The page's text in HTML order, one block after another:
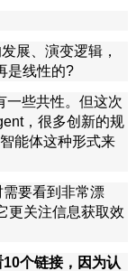
展、演变逻辑，
是线性的?
一些共性。但这次
，很多创新的规
能体这种形式来
要看到非常漂
更关注信息获取效
个链接，因为认